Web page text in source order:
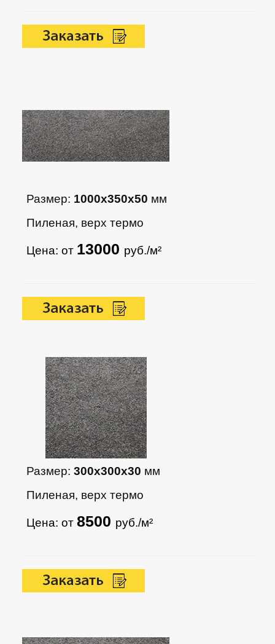
Размер: 1000х350х50 мм
Пиленая, верх термо
Цена: от 13000 руб./м²
Размер:300х300х30 мм
Пиленая, верх термо
Цена: от8500 руб./м²